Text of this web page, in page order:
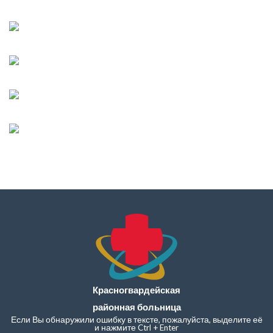
Красногвардейская
районная больница
Если Вы обнаружили ошибку в тексте, пожалуйста, выделите её
и нажмите Ctrl + Enter